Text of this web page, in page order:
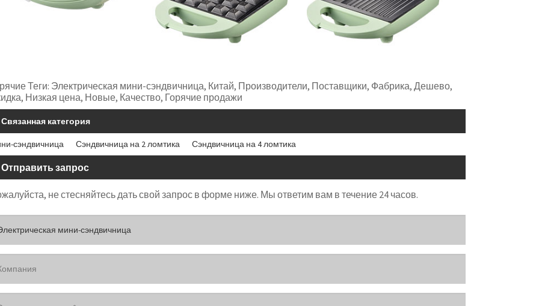
Теги: Электрическая мини-сэндвичница, Китай, Производители, Поставщики, Фабрика, Дешево,
Низкая цена, Новые, Качество, Горячие продажи
Связанная категория
сэндвичница Сэндвичница на 2 ломтика Сэндвичница на 4 ломтика
Отправить запрос
не стесняйтесь дать свой запрос в форме ниже. Мы ответим вам в течение 24 часов.